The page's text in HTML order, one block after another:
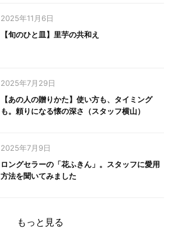
2025年11月6日
【旬のひと皿】里芋の共和え
2025年7月29日
【あの人の贈りかた】使い方も、タイミング
も。頼りになる懐の深さ（スタッフ横山）
2025年7月9日
ロングセラーの「花ふきん」。スタッフに愛用
方法を聞いてみました
もっと見る